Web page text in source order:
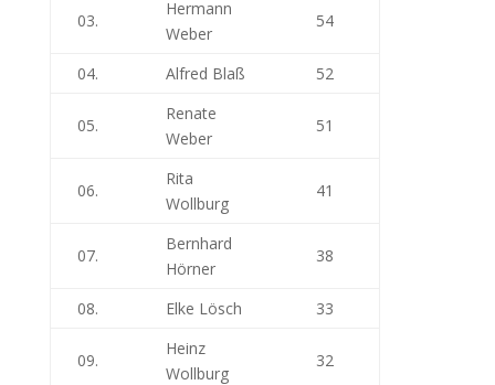
03.
Hermann
Weber
54
04. Alfred Blaß 52
05.
Renate
Weber
51
06.
Rita
Wollburg
41
07.
Bernhard
Hörner
38
08. Elke Lösch 33
09.
Heinz
Wollburg
32